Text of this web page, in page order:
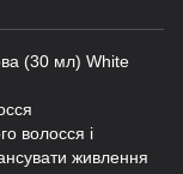
(30 мл) White
волосся і
живлення